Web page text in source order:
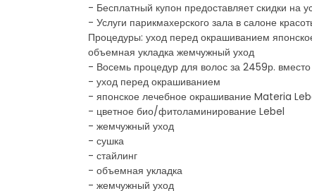
- Бесплатный купон предоставляет скидки на
- Услуги парикмахерского зала в салоне
Процедуры: уход перед окрашиванием
объемная укладка жемчужный уход
- Восемь процедур для волос за 2459р.
- уход перед окрашиванием
- японское лечебное окрашивание Materia
- цветное био/фитоламинирование Lebel
- жемчужный уход
- сушка
- стайлинг
- объемная укладка
- жемчужный уход